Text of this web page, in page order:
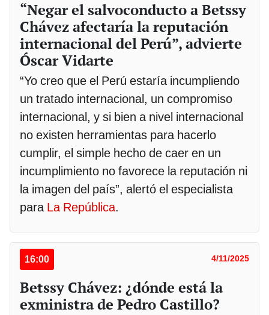
“Negar el salvoconducto a Betssy
Chávez afectaría la reputación
internacional del Perú”, advierte
Óscar Vidarte
“Yo creo que el Perú estaría incumpliendo
un tratado internacional, un compromiso
internacional, y si bien a nivel internacional
no existen herramientas para hacerlo
cumplir, el simple hecho de caer en un
incumplimiento no favorece la reputación ni
la imagen del país”, alertó el especialista
para La República.
16:00 4/11/2025
Betssy Chávez: ¿dónde está la
exministra de Pedro Castillo?